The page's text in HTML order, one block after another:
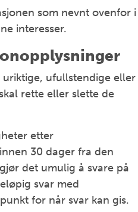
som nevnt ovenfor i
interesser.
ufullstendige eller
rette eller slette de
etter
30 dager fra den
det umulig å svare på
svar med
for når svar kan gis.